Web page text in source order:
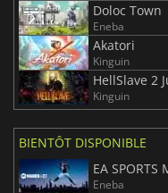
Doloc Town
Eneba
Akatori
Kinguin
HellSlave 2
Kinguin
BIENTÔT DISPONIBLE
EA
Eneba